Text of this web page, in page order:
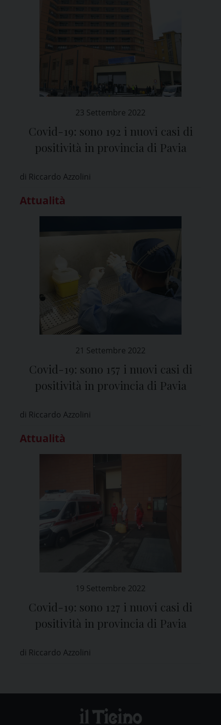
23 Settembre 2022
Covid-19: sono 192 i nuovi casi di
positività in provincia di Pavia
di Riccardo Azzolini
Attualità
21 Settembre 2022
Covid-19: sono 157 i nuovi casi di
positività in provincia di Pavia
di Riccardo Azzolini
Attualità
19 Settembre 2022
Covid-19: sono 127 i nuovi casi di
positività in provincia di Pavia
di Riccardo Azzolini